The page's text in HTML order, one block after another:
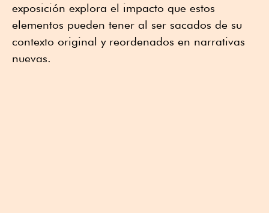
exposición explora el impacto que estos
elementos pueden tener al ser sacados de su
contexto original y reordenados en narrativas
nuevas.